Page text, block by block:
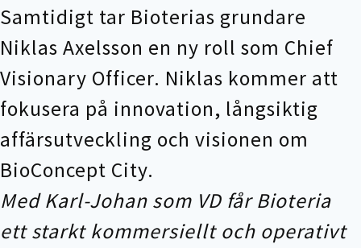
Samtidigt tar Bioterias grundare
Niklas Axelsson en ny roll som Chief
Visionary Officer. Niklas kommer att
fokusera på innovation, långsiktig
affärsutveckling och visionen om
BioConcept City.
Med Karl-Johan som VD får Bioteria
ett starkt kommersiellt och operativt